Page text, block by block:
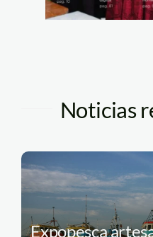
Noticias
Expopesca